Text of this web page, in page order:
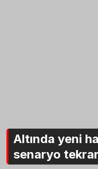
Altında yeni
senaryo